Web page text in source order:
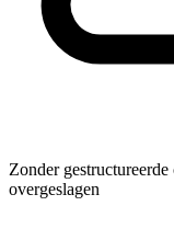
Zonder
overgeslagen